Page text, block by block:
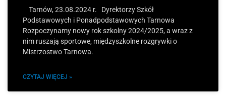
Tarnów, 23.08.2024 r. Dyrektorzy Szkół
Podstawowych i Ponadpodstawowych Tarnowa
Rozpoczynamy nowy rok szkolny 2024/2025, a wraz z
nim ruszają sportowe, międzyszkolne rozgrywki o
Mistrzostwo Tarnowa.
CZYTAJ WIĘCEJ »